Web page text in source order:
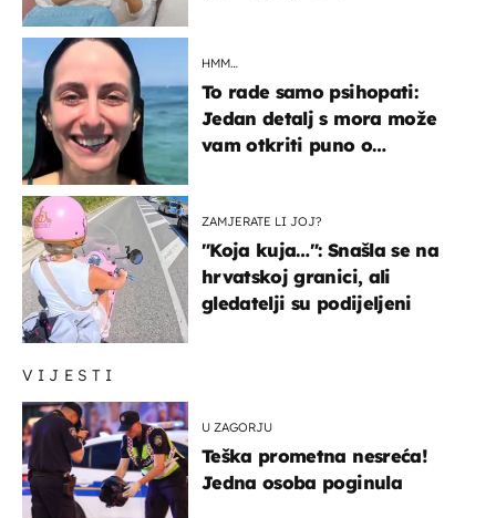
VIJESTI
U ZAGORJU
Teška prometna nesreća!
Jedna osoba poginula
HMM…
To rade samo psihopati:
Jedan detalj s mora može
vam otkriti puno o
ZAMJERATE LI JOJ?
"Koja kuja…": Snašla se na
hrvatskoj granici, ali
gledatelji su podijeljeni